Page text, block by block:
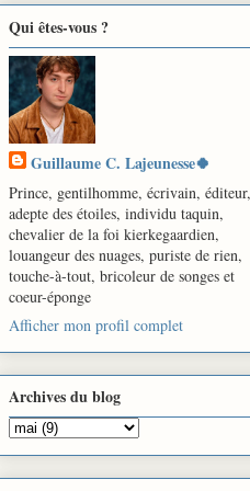
Qui êtes-vous ?
Guillaume C. Lajeunesse🍀
Prince, gentilhomme, écrivain, éditeur,
adepte des étoiles, individu taquin,
chevalier de la foi kierkegaardien,
louangeur des nuages, puriste de rien,
touche-à-tout, bricoleur de songes et
coeur-éponge
Afficher mon profil complet
Archives du blog